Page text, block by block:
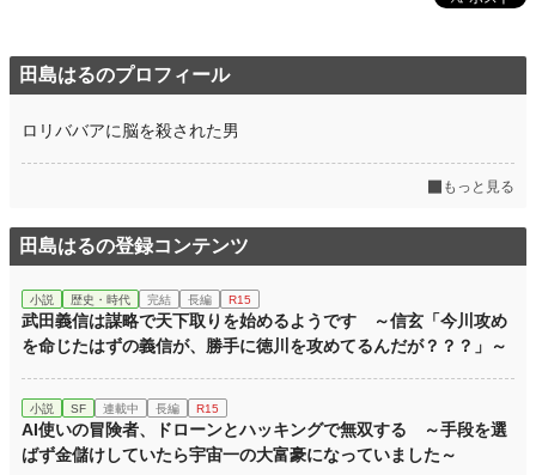
田島はるのプロフィール
ロリババアに脳を殺された男
もっと見る
田島はるの登録コンテンツ
小説 歴史・時代 完結 長編 R15
武田義信は謀略で天下取りを始めるようです ～信玄「今川攻め
を命じたはずの義信が、勝手に徳川を攻めてるんだが？？？」～
小説 SF 連載中 長編 R15
AI使いの冒険者、ドローンとハッキングで無双する ～手段を選
ばず金儲けしていたら宇宙一の大富豪になっていました～